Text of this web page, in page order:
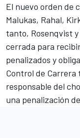
El nuevo orden de
Malukas, Rahal,
tanto, Rosenqvist
cerrada para
penalizados y
Control de Carrera
responsable del
una penalización